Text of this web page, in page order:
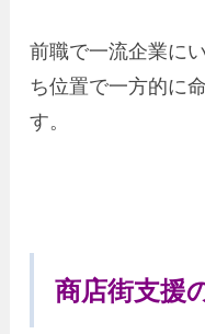
前職で一流企業に
ち位置で一方的に
す。
商店街支援